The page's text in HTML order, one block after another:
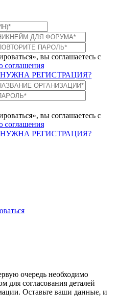
вы соглашаетесь с
соглашения
РЕГИСТРАЦИЯ?
вы соглашаетесь с
соглашения
РЕГИСТРАЦИЯ?
очередь необходимо
для согласования деталей
Оставьте ваши данные, и